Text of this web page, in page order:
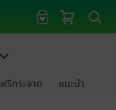
ฟรีกระจาย แนะนำ